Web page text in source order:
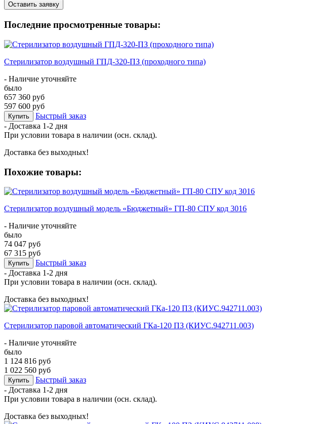
Оставить заявку
Последние просмотренные товары:
Стерилизатор воздушный ГПД-320-ПЗ (проходного типа)
- Наличие уточняйте
было
657 360 руб
597 600 руб
Купить
Быстрый заказ
- Доставка 1-2 дня
При условии товара в наличии (осн. склад).
Доставка без выходных!
Похожие товары:
Стерилизатор воздушный модель «Бюджетный» ГП-80 СПУ код 3016
- Наличие уточняйте
было
74 047 руб
67 315 руб
Купить
Быстрый заказ
- Доставка 1-2 дня
При условии товара в наличии (осн. склад).
Доставка без выходных!
Стерилизатор паровой автоматический ГКа-120 ПЗ (КИУС.942711.003)
- Наличие уточняйте
было
1 124 816 руб
1 022 560 руб
Купить
Быстрый заказ
- Доставка 1-2 дня
При условии товара в наличии (осн. склад).
Доставка без выходных!